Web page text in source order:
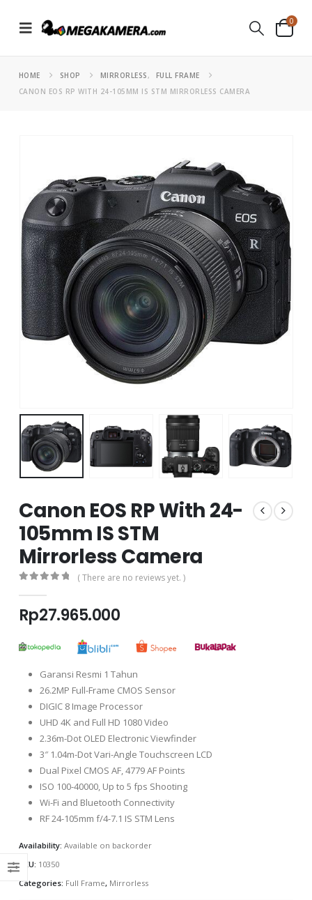
0
HOME SHOP MIRRORLESS,
FULL FRAME
CANON EOS RP WITH 24-105MM IS STM MIRRORLESS CAMERA
Canon EOS RP With 24-
105mm IS STM
Mirrorless Camera
( There are no reviews yet. )
Rp27.965.000
Garansi Resmi 1 Tahun
26.2MP Full-Frame CMOS Sensor
DIGIC 8 Image Processor
UHD 4K and Full HD 1080 Video
2.36m-Dot OLED Electronic Viewfinder
3″ 1.04m-Dot Vari-Angle Touchscreen LCD
Dual Pixel CMOS AF, 4779 AF Points
ISO 100-40000, Up to 5 fps Shooting
Wi-Fi and Bluetooth Connectivity
RF 24-105mm f/4-7.1 IS STM Lens
Availability: Available on backorder
SKU: 10350
Categories: Full Frame, Mirrorless